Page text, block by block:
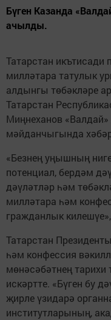
Бүген Казанда
ачылды.
Татарстан икътисади
милләтара татулык
алдынгы төбәкләре
Татарстан
Миңнеханов
мәйданчыгында
«Безнең уңышның
потенциал, бердәм
дәүләтләр һәм
милләтара һәм
гражданлык
Татарстан
һәм конфессия
мөнәсәбәтнең
искәртте. «Бүген бу
җирле үзидарә
институтларының,